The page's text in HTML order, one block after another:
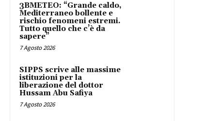
3BMETEO: “Grande caldo,
Mediterraneo bollente e
rischio fenomeni estremi.
Tutto quello che c’è da
sapere”
7 Agosto 2026
SIPPS scrive alle massime
istituzioni per la
liberazione del dottor
Hussam Abu Safiya
7 Agosto 2026